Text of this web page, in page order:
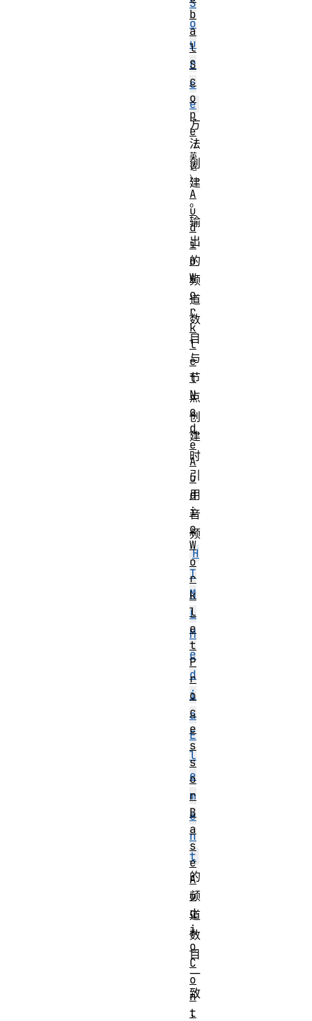
S
o
u
r
c
e
方
法
创
建
。
输
出
的
频
道
数
目
与
节
点
创
建
时
引
用
音
频
H
T
M
L
M
e
d
i
a
E
l
e
m
e
n
t
的
频
道
数
目
一
致
，
b
a
l
S
c
o
p
e
A
u
d
i
o
W
o
r
k
l
e
t
N
o
d
e
A
u
d
i
o
W
o
r
k
l
e
t
P
r
o
c
e
s
s
o
r
B
a
s
e
A
u
d
i
o
C
o
n
t